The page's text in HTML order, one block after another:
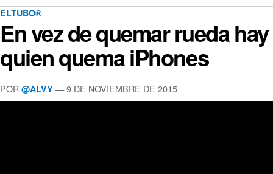
ELTUBO®
En vez de quemar rueda hay
quien quema iPhones
POR @ALVY —9 DE NOVIEMBRE DE 2015